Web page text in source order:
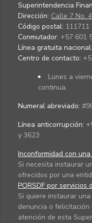
Superintendencia
Dirección: Calle 7 No.
Código postal: 111711
Conmutador: +57 601
Línea gratuita nacional:
Centro de contacto:
Lunes a
continua.
Numeral abreviado:
Línea anticorrupción:
y 3623
Inconformidad con
Si necesita instaurar
ofrecidos por una
PQRSDF por servicios
Si quiere instaurar
denuncia o
atención de esta